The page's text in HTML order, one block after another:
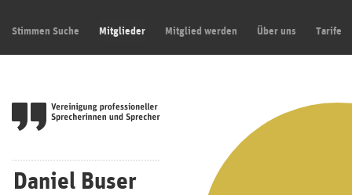
Stimmen Suche Mitglieder Mitglied werden Über uns Tarife
Daniel Buser